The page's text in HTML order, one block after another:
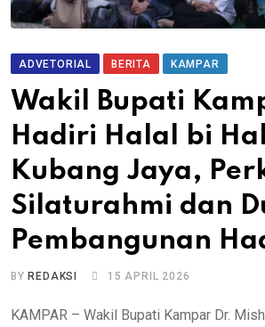
ADVETORIAL BERITA KAMPAR
Wakil Bupati
Hadiri Halal bi
Kubang Jaya,
Silaturahmi dan
Pembangunan
BY REDAKSI 15 APRIL 2026
KAMPAR – Wakil Bupati Kampar Dr.